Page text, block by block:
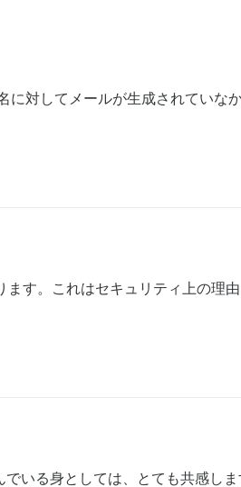
対してメールが生成されていなか
す。これはセキュリティ上の理
でいる身としては、とても共感し